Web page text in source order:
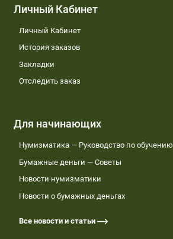
Личный Кабинет
Личный Кабинет
История заказов
Закладки
Отследить заказ
Для начинающих
Нумизматика — Руководство по обучению
Бумажные деньги — Советы
Новости нумизматики
Новости о бумажных деньгах
Все новости и статьи